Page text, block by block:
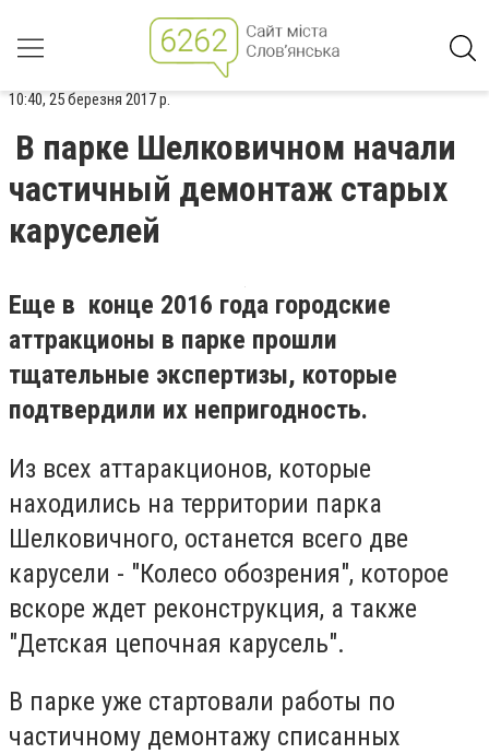
10:40, 25 березня 2017 р.
В парке Шелковичном начали
частичный демонтаж старых
каруселей
Еще в конце 2016 года городские
аттракционы в парке прошли
тщательные экспертизы, которые
подтвердили их непригодность.
Из всех аттаракционов, которые
находились на территории парка
Шелковичного, останется всего две
карусели - "Колесо обозрения", которое
вскоре ждет реконструкция, а также
"Детская цепочная карусель".
В парке уже стартовали работы по
частичному демонтажу списанных